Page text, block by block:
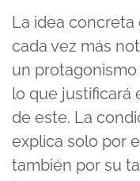
La idea concreta
cada vez más
un
lo que justificará
de este. La
explica solo por
también por su